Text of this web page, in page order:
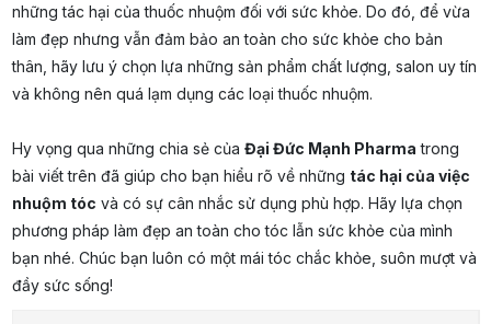
những tác hại của thuốc nhuộm đối với sức khỏe. Do đó, để vừa
làm đẹp nhưng vẫn đảm bảo an toàn cho sức khỏe cho bản
thân, hãy lưu ý chọn lựa những sản phẩm chất lượng, salon uy tín
và không nên quá lạm dụng các loại thuốc nhuộm.
Hy vọng qua những chia sẻ của Đại Đức Mạnh Pharma trong
bài viết trên đã giúp cho bạn hiểu rõ về những tác hại của việc
nhuộm tóc và có sự cân nhắc sử dụng phù hợp. Hãy lựa chọn
phương pháp làm đẹp an toàn cho tóc lẫn sức khỏe của mình
bạn nhé. Chúc bạn luôn có một mái tóc chắc khỏe, suôn mượt và
đầy sức sống!